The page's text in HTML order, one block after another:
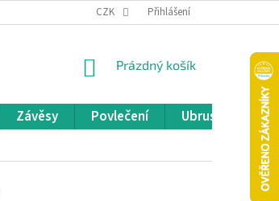
OBCHODNÍ PODMÍNKY
CZK Přihlášení
NÁKUPNÍ
Prázdný košík
Závěsy Povlečení Ubrusy